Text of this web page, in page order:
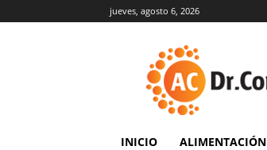
jueves, agosto 6, 2026
INICIO ALIMENTACIÓN